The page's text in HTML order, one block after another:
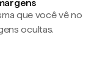
que você vê no
ocultas.